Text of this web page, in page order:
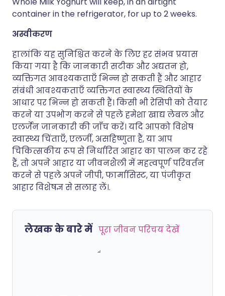
container in the refrigerator, for up to 2 weeks.
अस्वीकरण
हालांकि यह सुनिश्चित करने के लिए हर संभव प्रयास
किया गया है कि जानकारी सटीक और अद्यतन हो,
व्यक्तिगत आवश्यकताएँ भिन्न हो सकती हैं और आहार
संबंधी आवश्यकताएँ व्यक्तिगत स्वास्थ्य स्थितियों के
आधार पर भिन्न हो सकती हैं। किसी भी रेसिपी को तैयार
करने या उपभोग करने से पहले हमेशा खाद्य लेबल और
एलर्जेन जानकारी की जाँच करें। यदि आपको विशेष
स्वास्थ्य चिंताएँ, एलर्जी, असहिष्णुता हैं, या आप
चिकित्सकीय रूप से निर्धारित आहार का पालन कर रहे
हैं, तो अपने आहार या जीवनशैली में महत्वपूर्ण परिवर्तन
करने से पहले अपने जीपी, फार्मासिस्ट, या पंजीकृत
आहार विशेषज्ञ से सलाह लें।.
लेखक के बारे में पूरा जीवन परिचय देखें